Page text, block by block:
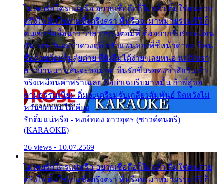
ไม่เคยรักใครแน่หรือ อยากเชื่อถือก็ไม่กล้า ติ๋มใช่คนสวย
ตรึงใจ ติ๋มใช่งามซึ้งตรึงตรา พี่หรือจะมาหมายร่วมชีวี ก็
คนเขาลืออื้อฉาว ว่าสาวๆรุมตอมพี่ ติ๋มอยากรับรักเหมือน
กัน แต่หวั่นจะช้ำดวงฤดี กลัวแฟนของพี่ชี้หน้าด่าทอ ก็คน
ชื่อต๋อยต้อยตุ้มตุ๋ยต่าย พี่ยังลืมได้ง่ายๆเลยหนอ แค่ตัวเรา
สาวบ้านนา แสนจะซอมซ่อ ขืนรักขืนรอคงช้ำสักวัน ถ้า
จริงเหมือนคำพร่ำเฉลย พี่อย่าเฉยรีบมาหมั้น ถ้าพี่สู่ขอ
ตามธรรมเนียม ติ๋มจะเตรียมรับเกลียวสัมพันธ์ ผิดหวังไม่
หวั่นขอยอมได้เคียง
รักติ๋มแน่หรือ - หงษ์ทอง ดาวอุดร (ซาวด์ดนตรี)
(KARAOKE)
26 views • 10.07.2569
ไม่เคยรักใครแน่หรือ อยากเชื่อถือก็ไม่กล้า ติ๋มใช่คนสวย
ตรึงใจ ติ๋มใช่งามซึ้งตรึงตรา พี่หรือจะมาหมายร่วมชีวี ก็